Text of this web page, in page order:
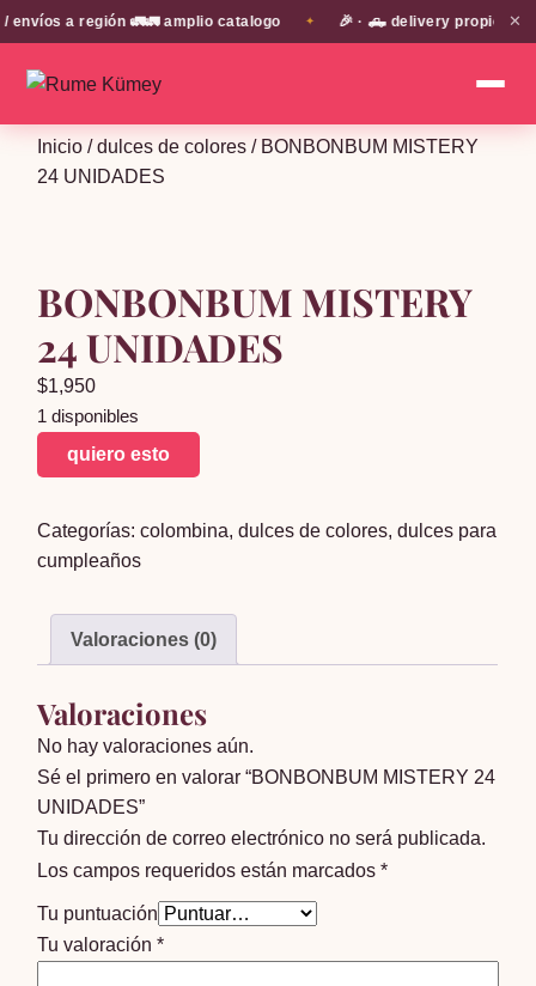
a región 🚛🚛 amplio catalogo 🎉 · 🛻 delivery propio en ✕
Inicio /dulces de colores / BONBONBUM MISTERY
24 UNIDADES
BONBONBUM MISTERY
24 UNIDADES
$1,950
1 disponibles
BONBONBUM
MISTERY
UNIDADES
cantidad
quiero esto
Categorías:colombina,dulces de colores,dulces para
cumpleaños
Valoraciones (0)
Valoraciones
No hay valoraciones aún.
Sé el primero en valorar “BONBONBUM MISTERY 24
UNIDADES”
Tu dirección de correo electrónico no será publicada.
Los campos requeridos están marcados*
Tu puntuación
Tu valoración*